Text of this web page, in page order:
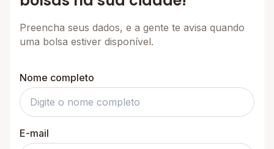
Preencha seus dados, e a gente te avisa quando
uma bolsa estiver disponível.
Nome completo
E-mail